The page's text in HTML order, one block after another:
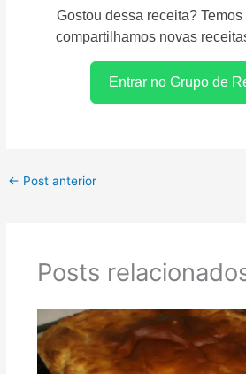
Gostou dessa receita?
compartilhamos novas
Entrar no Grupo de
← Post anterior
Posts